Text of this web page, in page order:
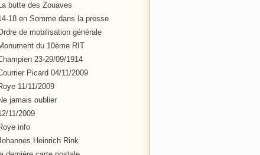
butte des Zouaves
18 en Somme dans la presse
de mobilisation générale
du 10ème RIT
23-29/09/1914
Picard 04/11/2009
11/11/2009
jamais oublier
11/2009
info
Heinrich Rink